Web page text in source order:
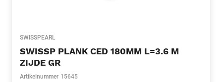
SWISSPEARL
SWISSP PLANK CED 180MM L=3.6 M
ZIJDE GR
Artikelnummer 15645